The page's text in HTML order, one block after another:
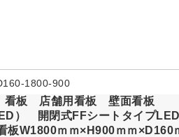
1800-900
看板 店舗用看板 壁面看板
） 開閉式FFシートタイプ
板W1800ｍｍ×H900ｍｍ×D160